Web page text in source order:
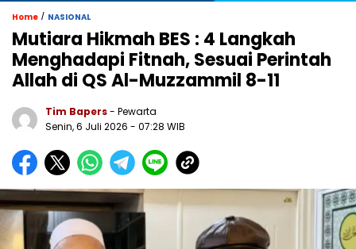
Home / NASIONAL
Mutiara Hikmah BES : 4 Langkah
Menghadapi Fitnah, Sesuai Perintah
Allah di QS Al-Muzzammil 8-11
Tim Bapers- Pewarta
Senin, 6 Juli 2026 - 07:28 WIB